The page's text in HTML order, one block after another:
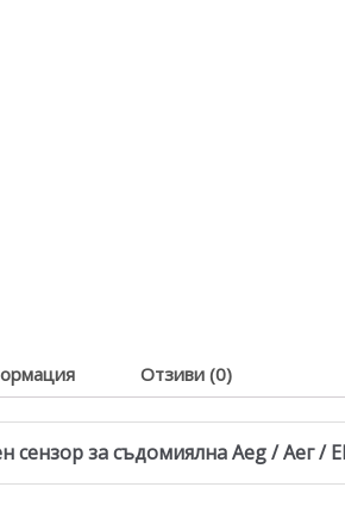
Отзиви (0)
сензор за съдомиялна Aeg / Аег /